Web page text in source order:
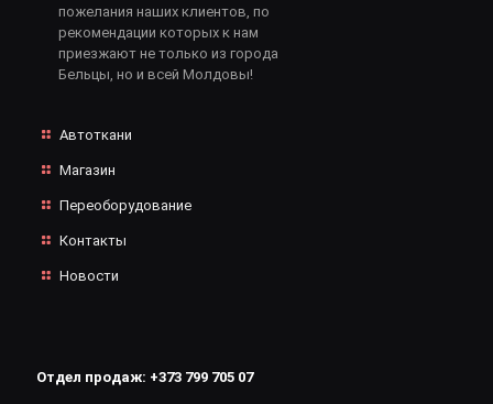
пожелания наших клиентов, по
рекомендации которых к нам
приезжают не только из города
Бельцы, но и всей Молдовы!
Автоткани
Магазин
Переоборудование
Контакты
Новости
Отдел продаж: +373 799 705 07